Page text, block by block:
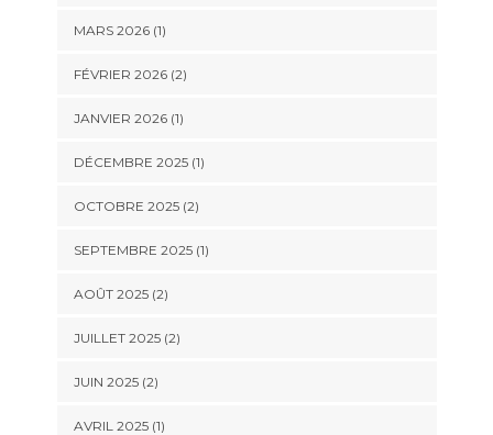
MARS 2026(1)
FÉVRIER 2026(2)
JANVIER 2026(1)
DÉCEMBRE 2025(1)
OCTOBRE 2025(2)
SEPTEMBRE 2025(1)
AOÛT 2025(2)
JUILLET 2025(2)
JUIN 2025(2)
AVRIL 2025(1)